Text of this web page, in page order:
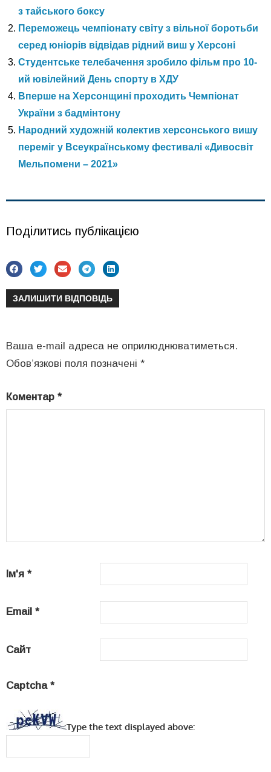
з тайського боксу
Переможець чемпіонату світу з вільної боротьби
серед юніорів відвідав рідний виш у Херсоні
Студентське телебачення зробило фільм про 10-
ий ювілейний День спорту в ХДУ
Вперше на Херсонщині проходить Чемпіонат
України з бадмінтону
Народний художній колектив херсонського вишу
переміг у Всеукраїнському фестивалі «Дивосвіт
Мельпомени – 2021»
Поділитись публікацією
ЗАЛИШИТИ ВІДПОВІДЬ
Ваша e-mail адреса не оприлюднюватиметься.
Обов’язкові поля позначені *
Коментар *
Ім'я *
Email *
Сайт
Captcha *
Type the text displayed above: